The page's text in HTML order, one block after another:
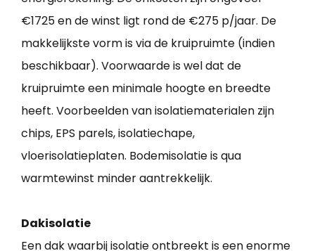
€1725 en de winst ligt rond de €275 p/jaar. De
makkelijkste vorm is via de kruipruimte (indien
beschikbaar). Voorwaarde is wel dat de
kruipruimte een minimale hoogte en breedte
heeft. Voorbeelden van isolatiematerialen zijn
chips, EPS parels, isolatiechape,
vloerisolatieplaten. Bodemisolatie is qua
warmtewinst minder aantrekkelijk.
Dakisolatie
Een dak waarbij isolatie ontbreekt is een enorme